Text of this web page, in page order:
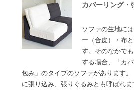
カバーリング・
ソファの生地に
ー（合皮）・布
す。そのなかで
する場合、「カ
包み」のタイプのソファがあります
に張り込み、張りぐるみとも呼ばれ